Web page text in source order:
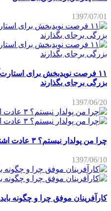
۱۱ فرصت نویدبخش برای
بزرگی برجای بگذارند
1397/06/20
چرا من پولدار نیستم؟ ۳ عادت اشتباه مانع پولدار شدن
1397/06/10
کارآفرینان موفق چرا و چگونه باید
1397/06/03
کارآفرین موفق چگونه از موانع